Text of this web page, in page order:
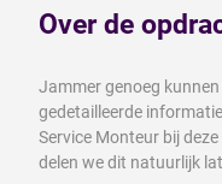
Over de
Jammer genoeg
gedetailleerde
Service Monteur bij
delen we dit natuurlijk